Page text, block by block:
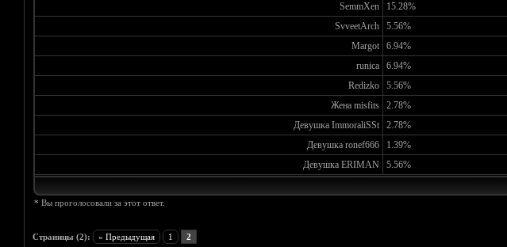
SemmXen
15.28%
SvveetArch
5.56%
Margot
6.94%
runica
6.94%
Redizko
5.56%
Жена misfits
2.78%
Девушка ImmoraliSSt
2.78%
Девушка ronef666
1.39%
Девушка ERIMAN
5.56%
* Вы проголосовали за этот ответ.
Страницы (2): « Предыдущая 1 2
Голосов: 0 - Средняя оценка: 0
1
2
3
4
5